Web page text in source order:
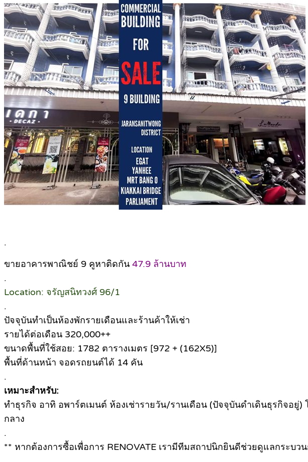
.
ขายอาคารพาณิชย์ 9 คูหาติดกัน 47.9 ล้านบาท
.
Location: จรัญสนิทวงศ์ 96/1
.
ปัจจุบันทำเป็นห้องพักรายเดือนและร้านค้าให้เช่า
รายได้ต่อเดือน 320,000++
ขนาดพื้นที่ใช้สอย: 1782 ตารางเมตร [972 + (162X5)]
พื้นที่ด้านหน้า จอดรถยนต์ได้ 14 คัน
.
เหมาะสำหรับ:
ทำธุรกิจ อาทิ อพาร์ตเมนต์ ห้องเช่ารายวัน/รานเดือน (ปัจจุบันดำเดินธุรกิจอ
กลาง
.
** หากต้องการซื้อเพื่อการ RENOVATE เรามีทีมสถาปนิกยินดีช่วยดูแลกระ